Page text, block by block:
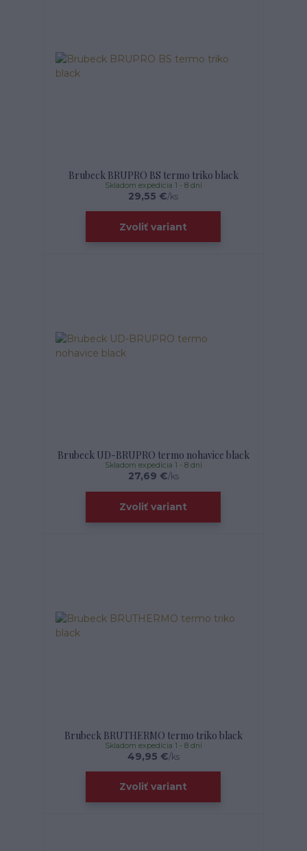
Brubeck BRUPRO BS termo triko black
29,55 €/ks
Skladom expedícia 1 - 8 dní
Zvoliť variant
Brubeck UD-BRUPRO termo nohavice black
27,69 €/ks
Skladom expedícia 1 - 8 dní
Zvoliť variant
Brubeck BRUTHERMO termo triko black
49,95 €/ks
Skladom expedícia 1 - 8 dní
Zvoliť variant